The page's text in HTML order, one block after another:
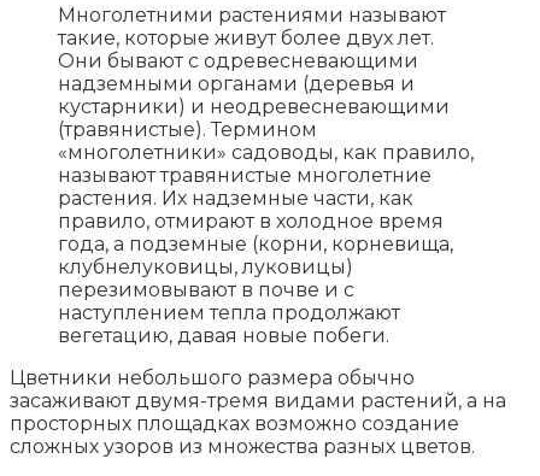
Многолетними растениями называют
такие, которые живут более двух лет.
Они бывают с одревесневающими
надземными органами (деревья и
кустарники) и неодревесневающими
(травянистые). Термином
«многолетники» садоводы, как правило,
называют травянистые многолетние
растения. Их надземные части, как
правило, отмирают в холодное время
года, а подземные (корни, корневища,
клубнелуковицы, луковицы)
перезимовывают в почве и с
наступлением тепла продолжают
вегетацию, давая новые побеги.
Цветники небольшого размера обычно
засаживают двумя-тремя видами растений, а на
просторных площадках возможно создание
сложных узоров из множества разных цветов.